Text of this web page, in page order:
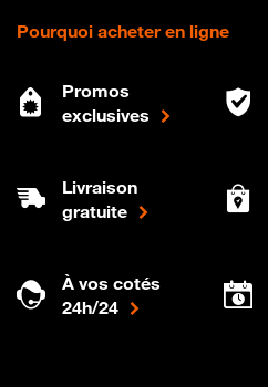
Pourquoi acheter en ligne
Promos
exclusives
Livraison
gratuite
À vos cotés
24h/24